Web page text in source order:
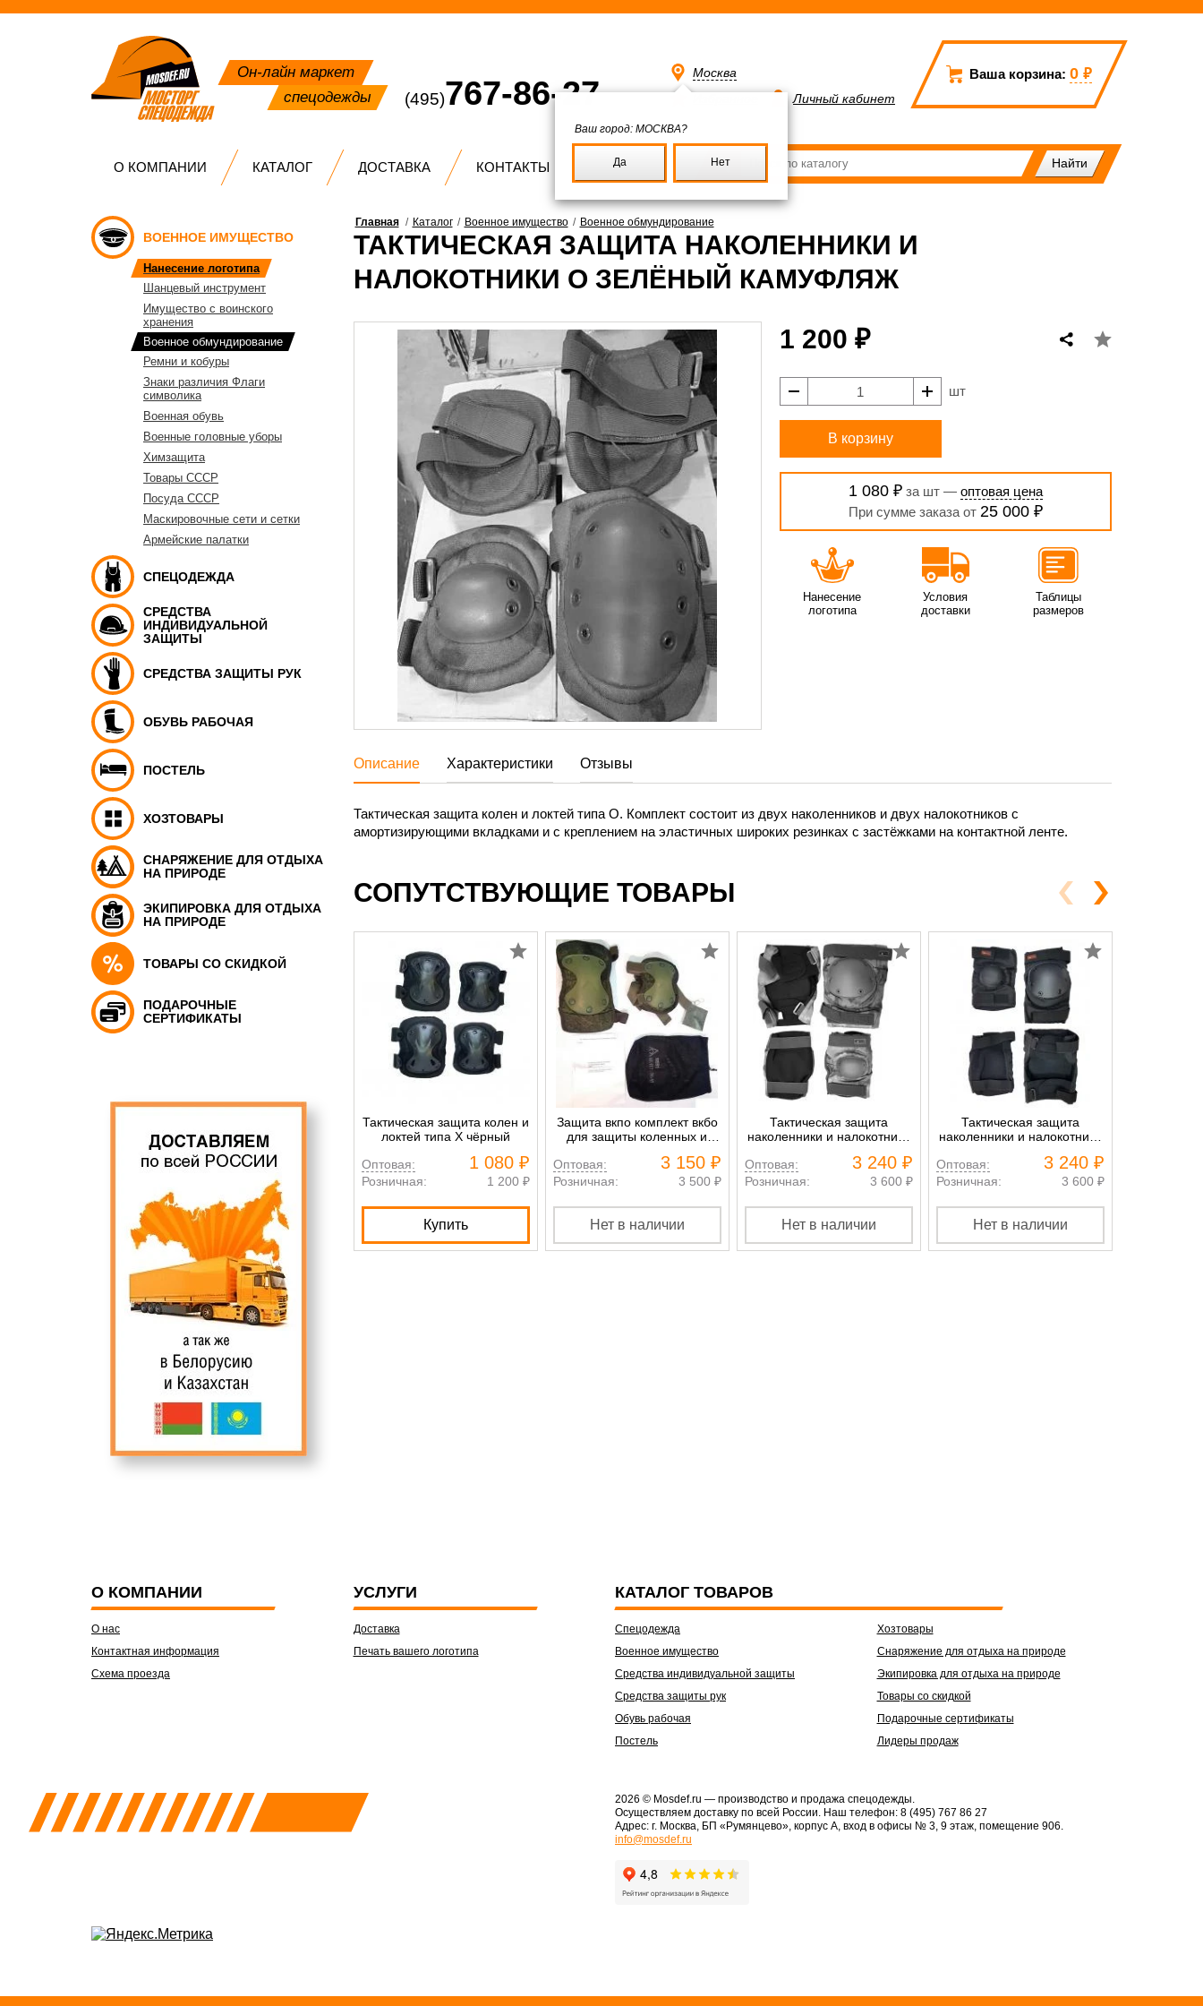
Он-лайн маркет
спецодежды
(495)767-86-27
Ваша корзина: 0 ₽
Москва
Ваш город: МОСКВА?
Да Нет
Личный кабинет
О КОМПАНИИ КАТАЛОГ ДОСТАВКА КОНТАКТЫ
ВОЕННОЕ ИМУЩЕСТВО
Нанесение логотипа
Шанцевый инструмент
Имущество с воинского
хранения
Военное обмундирование
Ремни и кобуры
Знаки различия Флаги
символика
Военная обувь
Военные головные уборы
Химзащита
Товары СССР
Посуда СССР
Маскировочные сети и сетки
Армейские палатки
СПЕЦОДЕЖДА
СРЕДСТВА
ИНДИВИДУАЛЬНОЙ
ЗАЩИТЫ
СРЕДСТВА ЗАЩИТЫ РУК
ОБУВЬ РАБОЧАЯ
ПОСТЕЛЬ
ХОЗТОВАРЫ
СНАРЯЖЕНИЕ ДЛЯ ОТДЫХА
НА ПРИРОДЕ
ЭКИПИРОВКА ДЛЯ ОТДЫХА
НА ПРИРОДЕ
ТОВАРЫ СО СКИДКОЙ
ПОДАРОЧНЫЕ
СЕРТИФИКАТЫ
Главная / Каталог / Военное имущество / Военное обмундирование
ТАКТИЧЕСКАЯ ЗАЩИТА НАКОЛЕННИКИ И
НАЛОКОТНИКИ О ЗЕЛЁНЫЙ КАМУФЛЯЖ
1 200 ₽
шт
В корзину
1 080 ₽за шт — оптовая цена
При сумме заказа от 25 000 ₽
Описание Характеристики Отзывы
Тактическая защита колен и локтей типа О. Комплект состоит из двух наколенников и двух налокотников с
амортизирующими вкладками и с креплением на эластичных широких резинках с застёжками на контактной ленте.
Нанесение
логотипа
Условия
доставки
Таблицы
размеров
СОПУТСТВУЮЩИЕ ТОВАРЫ
Тактическая защита колен и
локтей типа X чёрный
Оптовая:
1 080 ₽
Розничная: 1 200 ₽
Купить
Защита вкпо комплект вкбо
для защиты коленных и
Оптовая:
3 150 ₽
Розничная: 3 500 ₽
Нет в наличии
Тактическая защита
наколенники и налокотники
Оптовая:
3 240 ₽
Розничная: 3 600 ₽
Нет в наличии
Тактическая защита
наколенники и налокотники
Оптовая:
3 240 ₽
Розничная: 3 600 ₽
Нет в наличии
О КОМПАНИИ
О нас
Контактная информация
Схема проезда
УСЛУГИ
Доставка
Печать вашего логотипа
КАТАЛОГ ТОВАРОВ
Спецодежда
Военное имущество
Средства индивидуальной защиты
Средства защиты рук
Обувь рабочая
Постель
Хозтовары
Снаряжение для отдыха на природе
Экипировка для отдыха на природе
Товары со скидкой
Подарочные сертификаты
Лидеры продаж
2026 © Mosdef.ru — производство и продажа спецодежды.
Осуществляем доставку по всей России. Наш телефон: 8 (495) 767 86 27
Адрес: г. Москва, БП «Румянцево», корпус А, вход в офисы № 3, 9 этаж, помещение 906.
info@mosdef.ru